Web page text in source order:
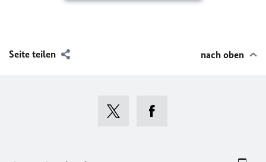
Seite teilen nach oben